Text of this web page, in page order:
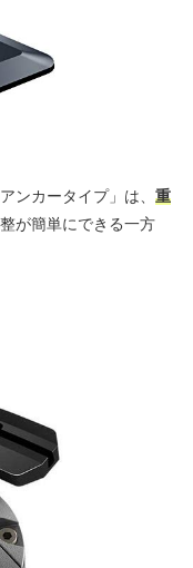
ンカータイプ」は、 重
が簡単にできる一方